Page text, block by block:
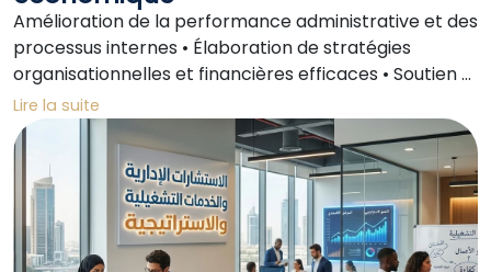
Amélioration de la performance administrative et des
processus internes • Élaboration de stratégies
organisationnelles et financières efficaces • Soutien à
la prise de décision fondée sur les données •
Fourniture de solutions innovantes aux défis
opérationnels quotidiens • Renforcement de la
gouvernance et de la transparence des opérations
internes • Développement de stratégies durables
minimisant l'impact environnemental et promouvant
la responsabilité sociale
Lire la suite